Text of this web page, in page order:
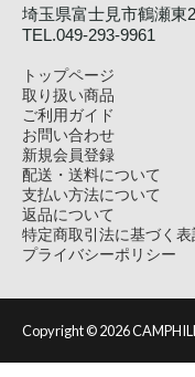
埼玉県富士見市鶴瀬東
TEL.049-293-9961
トップページ
取り扱い商品
ご利用ガイド
お問い合わせ
新規会員登録
配送・送料について
支払い方法について
返品について
特定商取引法に基づく表
プライバシーポリシー
Copyright ©2026